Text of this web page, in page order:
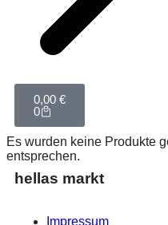
0,00 €
0
Es wurden keine Produkte
entsprechen.
hellas markt
Impressum